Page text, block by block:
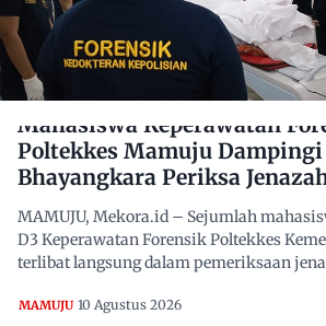
Mahasiswa Keperawatan
Poltekkes Mamuju
Bhayangkara Periksa
MAMUJU, Mekora.id – Sejumlah
D3 Keperawatan Forensik Poltekkes
terlibat langsung dalam pemeriksaan
MAMUJU 10 Agustus 2026